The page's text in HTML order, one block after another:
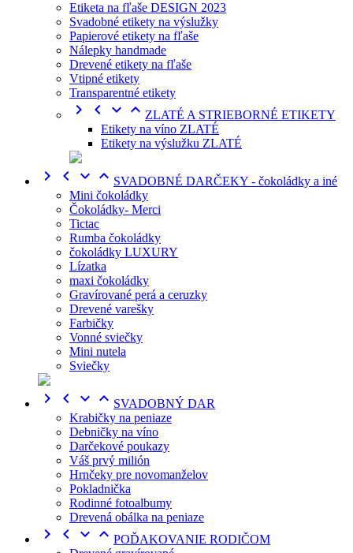
Etiketa na fľaše DESIGN 2023
Svadobné etikety na výslužky
Papierové etikety na fľaše
Nálepky handmade
Drevené etikety na fľaše
Vtipné etikety
Transparentné etikety
    ZLATÉ A STRIEBORNÉ ETIKETY
Etikety na víno ZLATÉ
Etikety na výslužku ZLATÉ
    SVADOBNÉ DARČEKY - čokoládky a iné
Mini čokoládky
Čokoládky- Merci
Tictac
Rumba čokoládky
čokoládky LUXURY
Lízatka
maxi čokoládky
Gravírované perá a ceruzky
Drevené varešky
Farbičky
Vonné sviečky
Mini nutela
Sviečky
    SVADOBNÝ DAR
Krabičky na peniaze
Debničky na víno
Darčekové poukazy
Váš prvý milión
Hrnčeky pre novomanželov
Pokladnička
Rodinné fotoalbumy
Drevená obálka na peniaze
    POĎAKOVANIE RODIČOM